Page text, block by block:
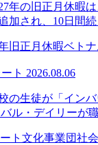
年の旧正月休暇
加され、10日間
旧正月休暇ベト
ト 2026.08.06
の生徒が「イン
ル・デイリーが
ト文化事業団社